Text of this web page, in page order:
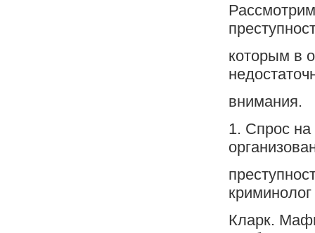
которым в
внимания.
1. Спрос
криминолог
Кларк.